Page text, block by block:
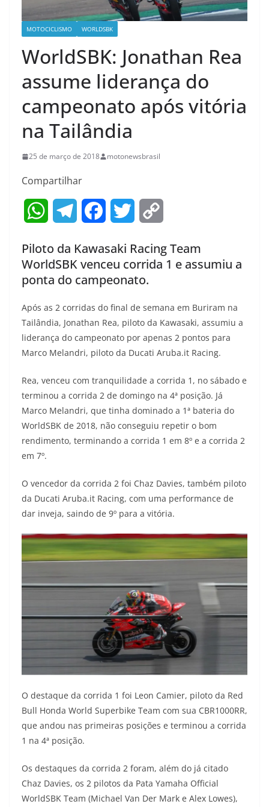
MOTOCICLISMO WORLDSBK
WorldSBK: Jonathan Rea
assume liderança do
campeonato após vitória
na Tailândia
25 de março de 2018 motonewsbrasil
Compartilhar
W
a
t
s
p
p
e
g
a
m
c
e
b
o
k
t
t
r
p
L
n
k
Piloto da Kawasaki Racing Team
WorldSBK venceu corrida 1 e assumiu a
ponta do campeonato.
Após as 2 corridas do final de semana em Buriram na
Tailândia, Jonathan Rea, piloto da Kawasaki, assumiu a
liderança do campeonato por apenas 2 pontos para
Marco Melandri, piloto da Ducati Aruba.it Racing.
Rea, venceu com tranquilidade a corrida 1, no sábado e
terminou a corrida 2 de domingo na 4ª posição. Já
Marco Melandri, que tinha dominado a 1ª bateria do
WorldSBK de 2018, não conseguiu repetir o bom
rendimento, terminando a corrida 1 em 8º e a corrida 2
em 7º.
O vencedor da corrida 2 foi Chaz Davies, também piloto
da Ducati Aruba.it Racing, com uma performance de
dar inveja, saindo de 9º para a vitória.
O destaque da corrida 1 foi Leon Camier, piloto da Red
Bull Honda World Superbike Team com sua CBR1000RR,
que andou nas primeiras posições e terminou a corrida
1 na 4ª posição.
Os destaques da corrida 2 foram, além do já citado
Chaz Davies, os 2 pilotos da Pata Yamaha Official
WorldSBK Team (Michael Van Der Mark e Alex Lowes),